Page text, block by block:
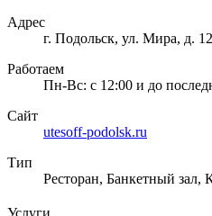
Адрес
г. Подольск, ул. Мира, д.
Работаем
Пн-Вс: с 12:00 и до
Сайт
utesoff-podolsk.ru
Тип
Ресторан, Банкетный зал,
Услуги